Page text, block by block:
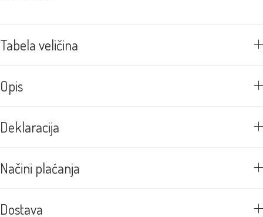
Tabela veličina
Opis
Deklaracija
Načini plaćanja
Dostava